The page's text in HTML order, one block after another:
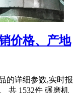
价格、产地
的详细参数,实时报
共 1532件 碾磨机